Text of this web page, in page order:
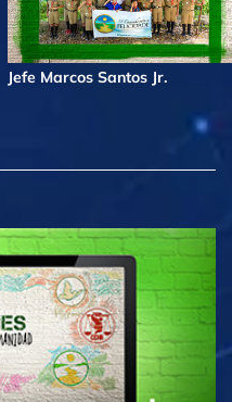
Jefe Marcos Santos Jr.